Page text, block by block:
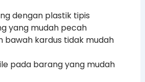
dengan plastik tipis
yang mudah pecah
bawah kardus tidak mudah
pada barang yang mudah